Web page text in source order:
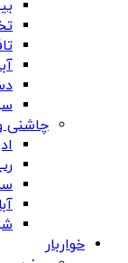
چاشنی
خواربار